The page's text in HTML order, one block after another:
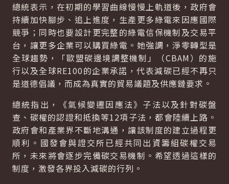
總統表示，在初期的學習曲線慢慢上軌道後，政府會
持續加快腳步、追上進度，生產更多綠電來因應國際
競爭；同時也要設計更完整的綠電信保機制及交易平
台，讓更多企業可以購買綠電。她強調，淨零轉型是
全球趨勢，「歐盟碳邊境調整機制」（CBAM）的施
行以及全球RE100的企業承諾，代表減碳已經不再只
是道德倡議，而成為真實的貿易議題及供應鏈要求。
總統指出，《氣候變遷因應法》子法以及針對碳盤
查、碳權的認證和抵換等12項子法，都會陸續上路。
政府會和產業界不斷地溝通，讓該制度的建立過程更
順利。國發會與證交所已經共同出資籌組碳權交易
所，未來將會逐步完備碳交易機制。希望透過這樣的
制度，激發各界投入減碳的行列。